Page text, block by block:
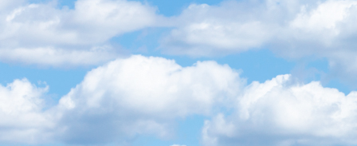
Utanvega- og
Barnaskór
Inniskór
Eldri skór á afslætti